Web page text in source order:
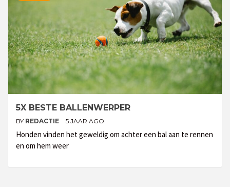
5X BESTE BALLENWERPER
BY REDACTIE 5 JAAR AGO
Honden vinden het geweldig om achter een bal aan te rennen
en om hem weer